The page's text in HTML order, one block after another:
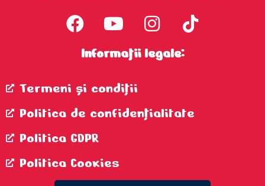
Informații legale:
Termeni şi condiţii
Politica de confidenţialitate
Politica GDPR
Politica Cookies